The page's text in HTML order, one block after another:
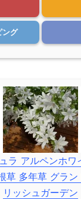
ング
ラ アルペンホ
多年草 グラ
リッシュガーデン